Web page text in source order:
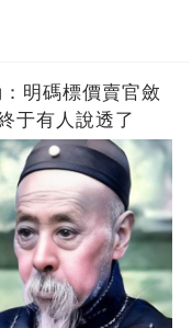
明碼標價賣官斂
于有人說透了